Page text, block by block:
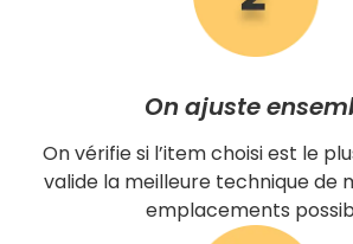
On ajuste
On vérifie si l’item choisi est le
valide la meilleure technique de
emplacements